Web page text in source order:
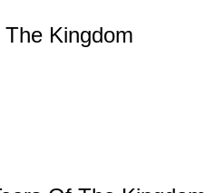
Kingdom